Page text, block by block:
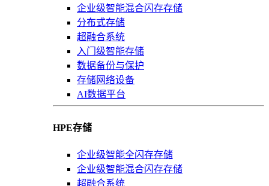
企业级智能混合闪存存储
分布式存储
超融合系统
入门级智能存储
数据备份与保护
存储网络设备
AI数据平台
HPE存储
企业级智能全闪存存储
企业级智能混合闪存存储
超融合系统